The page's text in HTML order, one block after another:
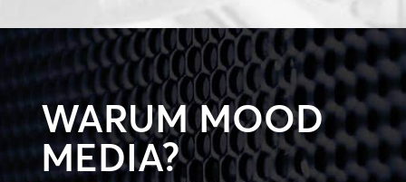
WARUM MOOD
MEDIA?